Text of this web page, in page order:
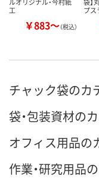
工
￥883～（税込）
プ
チャック袋のカ
袋・包装資材の
オフィス用品の
作業・研究用品